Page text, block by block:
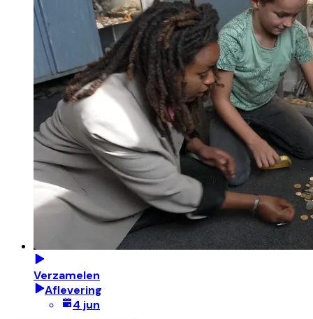
Verzamelen
Aflevering
4 jun